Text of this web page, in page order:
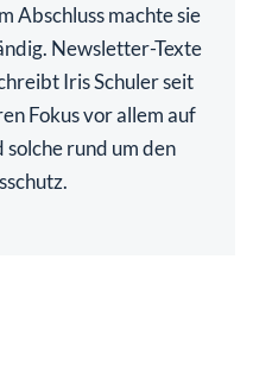
Abschluss machte sie
Newsletter-Texte
Iris Schuler seit
Fokus vor allem auf
rund um den